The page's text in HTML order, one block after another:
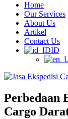
Home
Our Services
About Us
Artikel
Contact Us
ID
Perbedaan
Cargo